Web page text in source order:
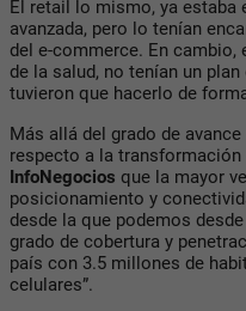
El retail lo mismo, ya estaba
avanzada, pero lo tenían
del e-commerce. En
de la salud, no tenían un
tuvieron que hacerlo de
Más allá del grado de
respecto a la transformación
InfoNegocios que la mayor
posicionamiento y
desde la que podemos
grado de cobertura y
país con 3.5 millones de
celulares”.